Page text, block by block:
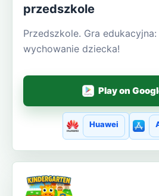
przedszkole
Przedszkole. Gra
wychowanie dziecka!
Play on
Huawei